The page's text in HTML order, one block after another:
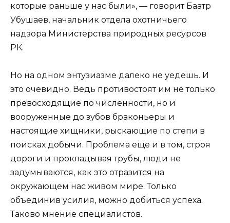
которые раньше у нас были», — говорит Баатр
Убушаев, начальник отдела охотничьего
надзора Министерства природных ресурсов
РК.
Но на одном энтузиазме далеко не уедешь. И
это очевидно. Ведь противостоят им не только
превосходящие по численности, но и
вооруженные до зубов браконьеры и
настоящие хищники, рыскающие по степи в
поисках добычи. Проблема еще и в том, строя
дороги и прокладывая трубы, люди не
задумываются, как это отразится на
окружающем нас живом мире. Только
объединив усилия, можно добиться успеха.
Таково мнение специалистов.